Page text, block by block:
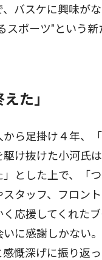
バスケに興味が
スポーツ"という
えた｣
ら足掛け４年、
駆け抜けた小河氏
」とした上で、「
タッフ、フロント
応援してくれたブ
に感謝しかない
慨深げに振り返っ